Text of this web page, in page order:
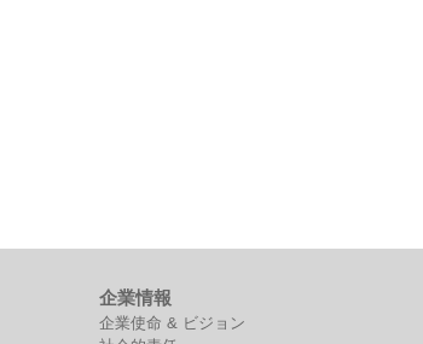
企業情報
企業使命 & ビジョン